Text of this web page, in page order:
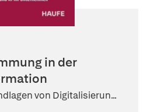
in der
von Digitalisierun...